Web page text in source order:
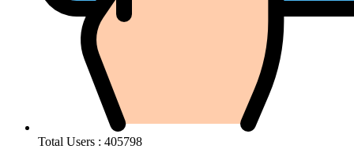
Total Users : 405798